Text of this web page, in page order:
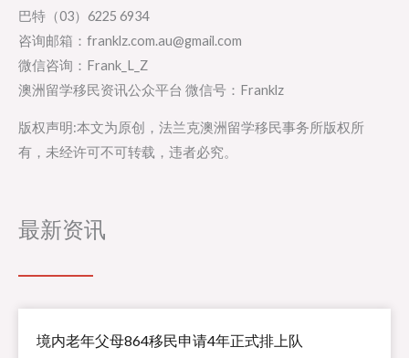
巴特（03）6225 6934
咨询邮箱：franklz.com.au@gmail.com
微信咨询：Frank_L_Z
澳洲留学移民资讯公众平台 微信号：Franklz
版权声明:本文为原创，法兰克澳洲留学移民事务所版权所
有，未经许可不可转载，违者必究。
最新资讯
境内老年父母864移民申请4年正式排上队